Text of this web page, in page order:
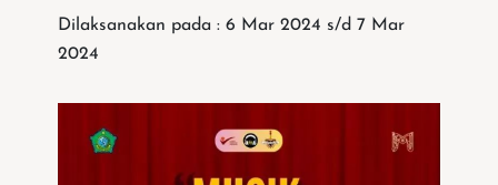
Dilaksanakan pada : 6 Mar 2024 s/d 7 Mar
2024